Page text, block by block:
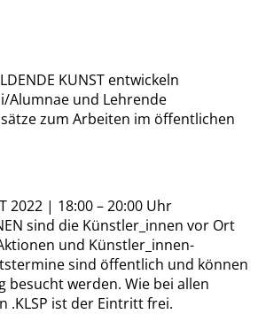
KUNST entwickeln
Alumnae und Lehrende
zum Arbeiten im öffentlichen
2022 | 18:00 – 20:00 Uhr
sind die Künstler_innen vor Ort
und Künstler_innen-
sind öffentlich und können
besucht werden. Wie bei allen
.KLSP ist der Eintritt frei.